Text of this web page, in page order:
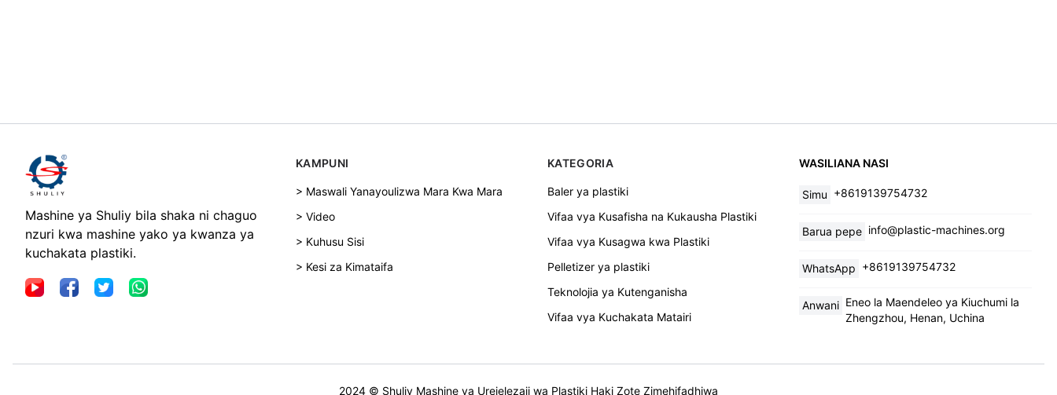
Mashine ya Shuliy bila shaka ni chaguo
nzuri kwa mashine yako ya kwanza ya
kuchakata plastiki.
KAMPUNI
> Maswali Yanayoulizwa Mara Kwa Mara
> Video
> Kuhusu Sisi
> Kesi za Kimataifa
KATEGORIA
Baler ya plastiki
Vifaa vya Kusafisha na Kukausha Plastiki
Vifaa vya Kusagwa kwa Plastiki
Pelletizer ya plastiki
Teknolojia ya Kutenganisha
Vifaa vya Kuchakata Matairi
WASILIANA NASI
Simu +8619139754732
Barua pepe info@plastic-machines.org
WhatsApp +8619139754732
Anwani Eneo la Maendeleo ya Kiuchumi la
Zhengzhou, Henan, Uchina
2024 © Shuliy Mashine ya Urejelezaji wa Plastiki Haki Zote Zimehifadhiwa